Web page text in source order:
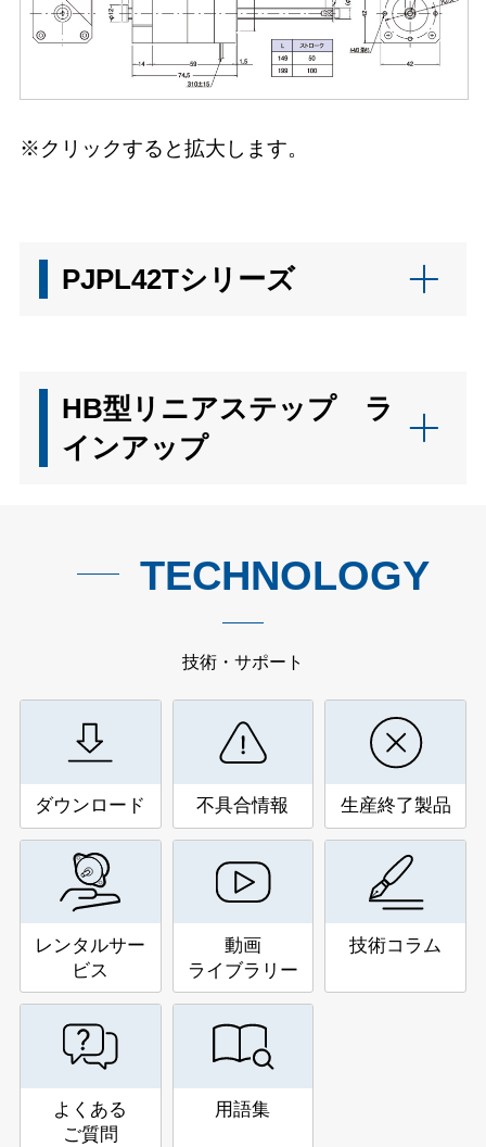
※クリックすると拡大します。
PJPL42Tシリーズ
HB型リニアステップ ラ
インアップ
TECHNOLOGY
技術・サポート
ダウンロード 不具合情報 生産終了製品
レンタルサー
ビス
動画
ライブラリー
技術コラム
よくある
ご質問
用語集